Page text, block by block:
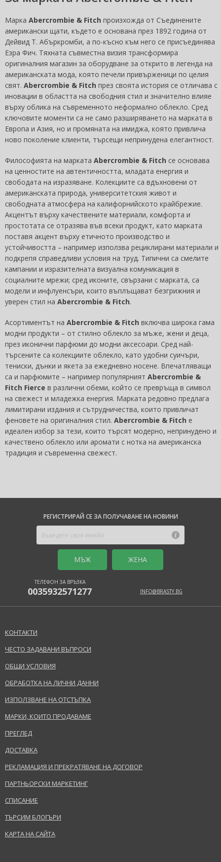
Марка Abercrombie & Fitch произхожда от Съединените
американски щати, където е основана през 1892 година от
Дейвид Т. Абъркромби, а по-късно към него се присъединява
Езра Фич. Тяхната съвместна визия трансформира
оригиналния магазин за оборудване за открито в легенда на
американската мода, която печели привърженици по целия
свят. Abercrombie & Fitch през своята история се отличава с
иновации в областта на свободния стил и значително влияе
върху облика на съвременното неформално облекло. Сред
ключовите моменти са не само разширяването на марката в
Европа и Азия, но и промяната на имиджа, която привлича
ново поколение клиенти, търсещи непринудена елегантност.
Философията на марката Abercrombie & Fitch се основава
на ценностите на автентичността, младата енергия и
свободата на изразяване. Колекциите са вдъхновени от
американската природа, университетския живот и
свободната атмосфера на калифорнийското крайбрежие.
Акцентът върху качествените материали, комфорта и
простотата се отразява във всеки продукт, като марката
поставя акцент върху етичното производство и
устойчивостта – например използва рециклирани материали и
подкрепя справедливи условия на труд. Типични са смелите
кампании и изразителната визуална комуникация в
социалните мрежи; сред иконите, свързани с марката, са
модели и инфлуенсъри, които въплъщават безгрижния и
уверен стил на Abercrombie & Fitch.
Асортиментът на Abercrombie & Fitch включва широка гама
модни продукти – от стилно облекло за мъже, жени и деца,
през иконични парфюми до модни аксесоари. Сред най-
търсените са колекциите облекло, като удобни суичъри,
тениски, дънки и якета за ежедневно носене. Впечатляващи
са и парфюмите – например популярният Abercrombie &
Fitch Fierce в различни обеми, който се превръща в символ
на свежест и младежка енергия. Марката редовно предлага
лимитирани издания и сътрудничества, които привличат
феновете на оригиналния стил. Abercrombie & Fitch е
идеален избор за тези, които търсят модерно, непринудено и
качествено облекло или аромати с нотка на американска
традиция и съвременна свежест.
РЕГИСТРИРАЙ СЕ ЗА ПОЛУЧАВАНЕ НА НОВИНИ
MЪЖ ЖЕНА
ТЕЛЕФОН ЗА ВРЪЗКА
0035932571277 INFO@BRASTY.BG
КОНТАКТИ
ЧЕСТО ЗАДАВАНИ ВЪПРОСИ
ОБЩИ УСЛОВИЯ
ОБРАБОТКА НА ЛИЧНИ ДАННИ
ИЗПОЛЗВАНЕ НА ОТСТЪПКА
МАРКИ, КОИТО ПРОДАВАМЕ
ПРЕГЛЕД
ДОСТАВКА
РЕКЛАМАЦИЯ И ПРЕКРАТЯВАНЕ НА ДОГОВОР
ПАРТНЬОРСКИ МАРКЕТИНГ
СПИСАНИЕ
ТЪРСИМ БЛОГЪРИ
КАРТА НА САЙТА